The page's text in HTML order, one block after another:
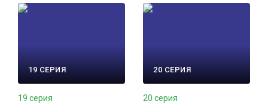
19 СЕРИЯ
19 серия
20 СЕРИЯ
20 серия